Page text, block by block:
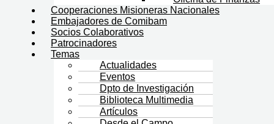
Cooperaciones Misioneras Nacionales
Embajadores de Comibam
Socios Colaborativos
Patrocinadores
Temas
Actualidades
Eventos
Dpto de Investigación
Biblioteca Multimedia
Artículos